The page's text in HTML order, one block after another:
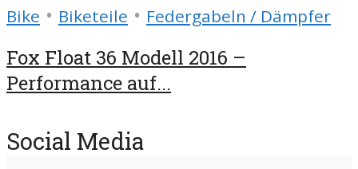
Bike • Biketeile • Federgabeln / Dämpfer
Fox Float 36 Modell 2016 –
Performance auf...
Social Media